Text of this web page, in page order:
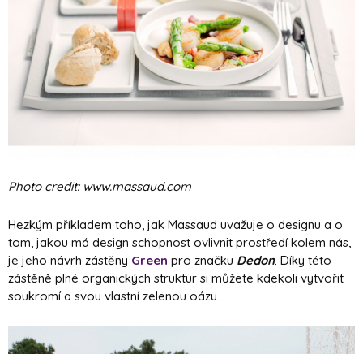
Photo credit: www.massaud.com
Hezkým příkladem toho, jak Massaud uvažuje o designu a o
tom, jakou má design schopnost ovlivnit prostředí kolem nás,
je jeho návrh zástěny Green pro značku Dedon. Díky této
zástěně plné organických struktur si můžete kdekoli vytvořit
soukromí a svou vlastní zelenou oázu.